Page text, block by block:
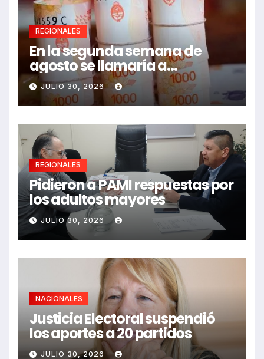
REGIONALES
En la segunda semana de
agosto se llamaría a
paritarias
JULIO 30, 2026
REGIONALES
Pidieron a PAMI respuestas por
los adultos mayores
JULIO 30, 2026
NACIONALES
Justicia Electoral suspendió
los aportes a 20 partidos
JULIO 30, 2026